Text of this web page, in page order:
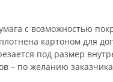
с возможностью
картоном для
под размер
– по желанию